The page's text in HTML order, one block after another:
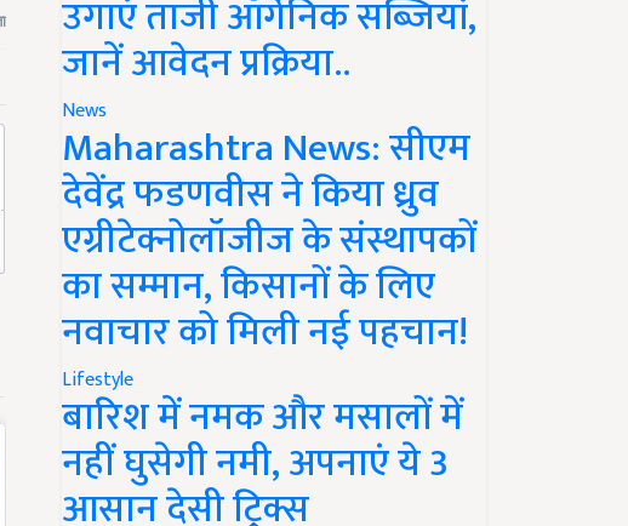
उगाएं ताजी ऑर्गेनिक सब्जियां,
जानें आवेदन प्रक्रिया..
News
Maharashtra News: सीएम
देवेंद्र फडणवीस ने किया ध्रुव
एग्रीटेक्नोलॉजीज के संस्थापकों
का सम्मान, किसानों के लिए
नवाचार को मिली नई पहचान!
Lifestyle
बारिश में नमक और मसालों में
नहीं घुसेगी नमी, अपनाएं ये 3
आसान देसी ट्रिक्स